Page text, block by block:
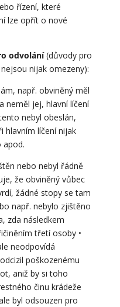
řízení, které
lze opřít o nové
odvolání(důvody pro
nijak omezeny):
např. obviněný měl
neměl jej, hlavní líčení
nebyl obeslán,
hlavním líčení nijak
apod.
nebo nebyl řádně
že obviněný vůbec
žádné stopy se tam
např. nebylo zjištěno
zda následkem
třetí osoby •
neodpovídá
poškozenému
aniž by si toho
činu krádeže
byl odsouzen pro